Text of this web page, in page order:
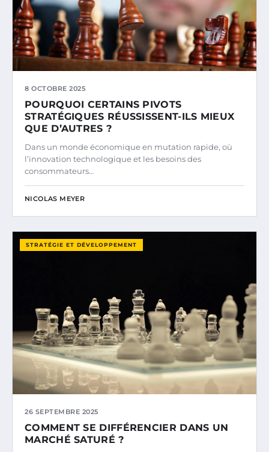
8 OCTOBRE 2025
POURQUOI CERTAINS PIVOTS
STRATÉGIQUES RÉUSSISSENT-ILS MIEUX
QUE D’AUTRES ?
Dans un monde économique en mutation rapide, où
l’innovation technologique et les besoins des
consommateurs…
NICOLAS MEYER
STRATÉGIE ET DÉVELOPPEMENT
26 SEPTEMBRE 2025
COMMENT SE DIFFÉRENCIER DANS UN
MARCHÉ SATURÉ ?